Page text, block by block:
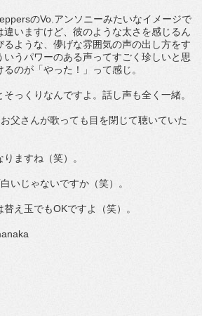
のVo.アンソニーみたいなイメージで
いますけど、彼のような太さを感じるん
るような、儚げな雰囲気の声の出し方をす
いうパワーのある声ってすごく珍しいと思
のが「やった！」って感じ。
っくりなんですよ。話し声も全く一緒。
父さんが歌っても目を閉じて聴いていた
ますね（笑）。
いじゃないですか（笑）。
え玉でもOKですよ（笑）。